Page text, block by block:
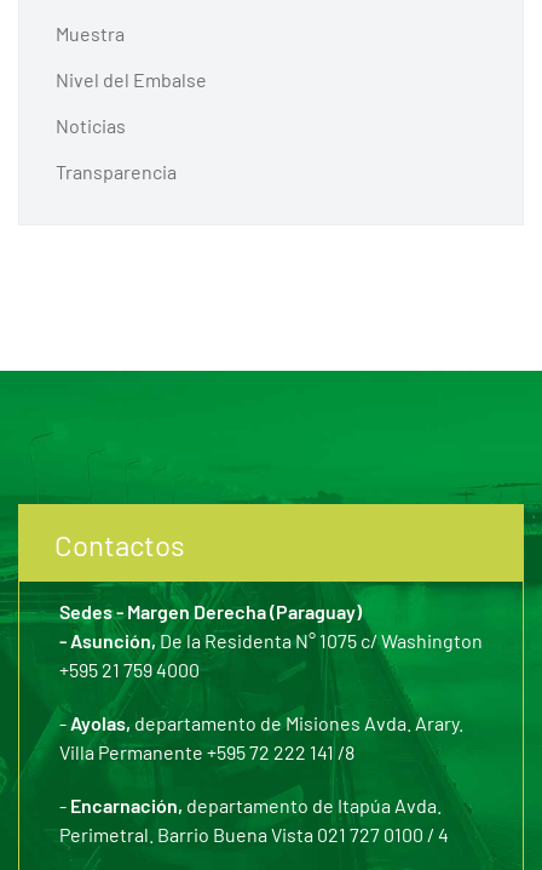
Muestra
Nivel del Embalse
Noticias
Transparencia
Contactos
Sedes - Margen Derecha (Paraguay)
- Asunción,De la Residenta N° 1075 c/ Washington
+595 21 759 4000
-Ayolas, departamento de Misiones Avda. Arary.
Villa Permanente +595 72 222 141 /8
- Encarnación, departamento de Itapúa Avda.
Perimetral. Barrio Buena Vista 021 727 0100 / 4